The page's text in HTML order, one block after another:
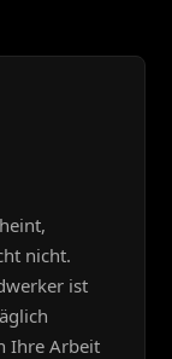
nicht.
ist
Ihre Arbeit